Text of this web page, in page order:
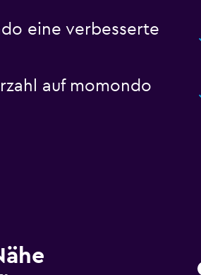
eine verbesserte
auf momondo